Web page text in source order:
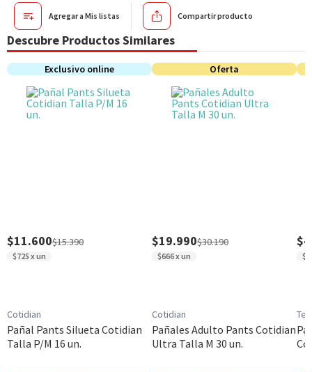
Agregar a Mis listas Compartir producto
Descubre Productos Similares
Exclusivo online
$11.600$15.390
$725 x un
Cotidian
Pañal Pants Silueta Cotidian
Talla P/M 16 un.
Oferta
$19.990$30.190
$666 x un
Cotidian
Pañales Adulto Pants Cotidian
Ultra Talla M 30 un.